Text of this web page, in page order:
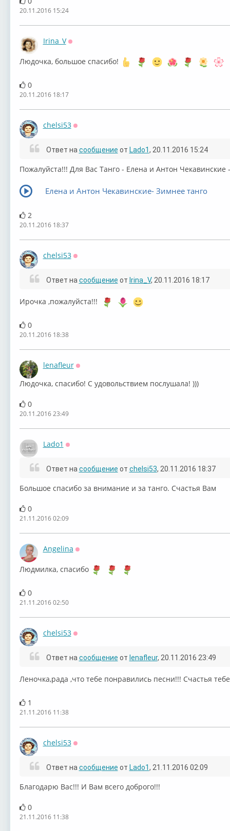
20.11.2016 15:24
Irina_V
Людочка, большое спасибо!
0
20.11.2016 18:17
chelsi53
Ответ на сообщение от Lado1, 20.11.2016 15:24
Пожалуйста!!! Для Вас Танго - Елена и Антон Чекавинские
Елена и Антон Чекавинские- Зимнее танго
2
20.11.2016 18:37
chelsi53
Ответ на сообщение от Irina_V, 20.11.2016 18:17
Ирочка ,пожалуйста!!!
0
20.11.2016 18:38
lenafleur
Людочка, спасибо! С удовольствием послушала! )))
0
20.11.2016 23:49
Lado1
Ответ на сообщение от chelsi53, 20.11.2016 18:37
Большое спасибо за внимание и за танго. Счастья Вам
0
21.11.2016 02:09
Angelina
Людмилка, спасибо
0
21.11.2016 02:50
chelsi53
Ответ на сообщение от lenafleur, 20.11.2016 23:49
Леночка,рада ,что тебе понравились песни!!! Счастья
1
21.11.2016 11:38
chelsi53
Ответ на сообщение от Lado1, 21.11.2016 02:09
Благодарю Вас!!! И Вам всего доброго!!!
0
21.11.2016 11:38